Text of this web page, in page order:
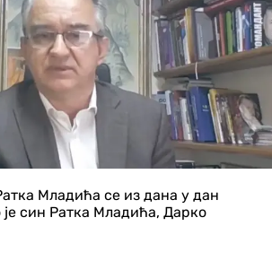
Младића се из дана у дан
син Ратка Младића, Дарко